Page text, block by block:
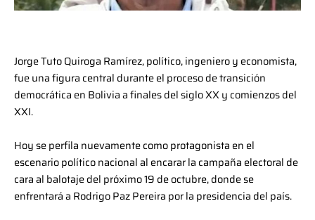
Jorge Tuto Quiroga Ramírez, político, ingeniero y economista,
fue una figura central durante el proceso de transición
democrática en Bolivia a finales del siglo XX y comienzos del
XXI.
Hoy se perfila nuevamente como protagonista en el
escenario político nacional al encarar la campaña electoral de
cara al balotaje del próximo 19 de octubre, donde se
enfrentará a Rodrigo Paz Pereira por la presidencia del país.